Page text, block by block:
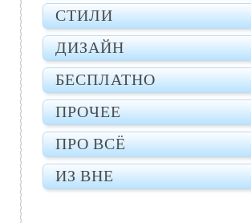
СТИЛИ
ДИЗАЙН
БЕСПЛАТНО
ПРОЧЕЕ
ПРО ВСЁ
ИЗ ВНЕ